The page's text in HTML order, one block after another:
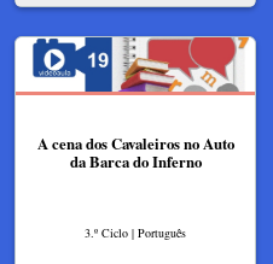
A cena dos Cavaleiros no Auto
da Barca do Inferno
3.º Ciclo | Português